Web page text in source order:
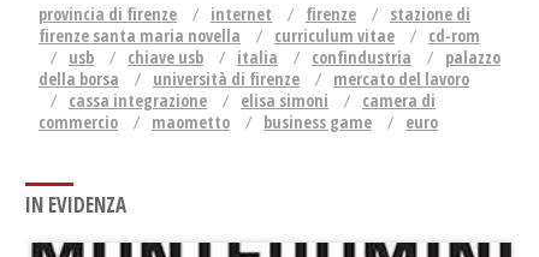
provincia di firenze internet firenze
stazione di
firenze santa maria novella
curriculum vitae
cd-rom
usb
chiave usb italia confindustria
palazzo
della borsa
università di firenze
mercato del lavoro
cassa integrazione
elisa simoni
camera di
commercio
maometto business game euro
IN EVIDENZA